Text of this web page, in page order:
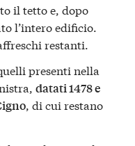
il tetto e, dopo
l’intero edificio.
restanti.
presenti nella
datati 1478 e
, di cui restano